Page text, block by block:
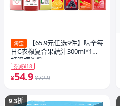
淘宝
【65.9元任选9件】味全每
日C农榨复合果蔬汁300ml*1瓶
好喝椰饮料
券减¥18
¥54.9 ¥72.9
9.3折